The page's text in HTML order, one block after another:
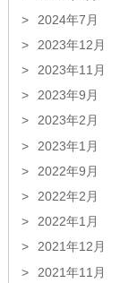
2024年7月
2023年12月
2023年11月
2023年9月
2023年2月
2023年1月
2022年9月
2022年2月
2022年1月
2021年12月
2021年11月